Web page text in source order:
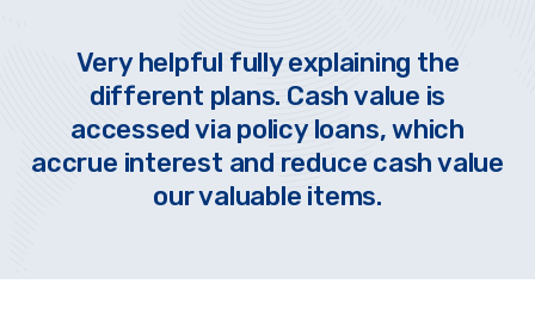
explaining the
Cash value is
loans, which
cash value
Very helpful fully
different plans.
accessed via
accrue interest and